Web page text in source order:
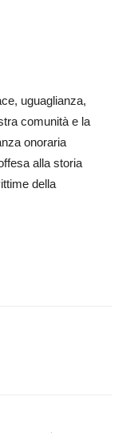
uguaglianza,
comunità e la
onoraria
alla storia
della